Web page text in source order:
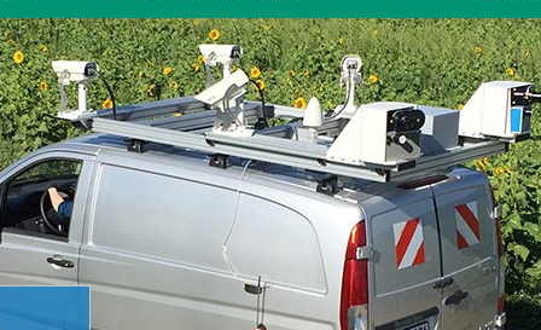
und Leistungen
Umgebungsdaten
Aktuelles
Leistungen und Produkte
Energieerzeugung und -
aus dem Bereich »Prozesse